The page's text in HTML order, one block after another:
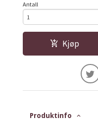
Antall
Kjøp
Produktinfo